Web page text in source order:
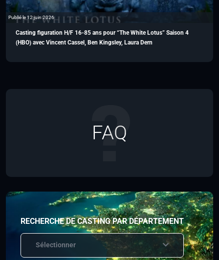
Publié le 12 juin 2026
Casting figuration H/F 16-85 ans pour “The White Lotus” Saison 4
(HBO) avec Vincent Cassel, Ben Kingsley, Laura Dern
FAQ
RECHERCHE DE CASTING PAR DÉPARTEMENT
Sélectionner